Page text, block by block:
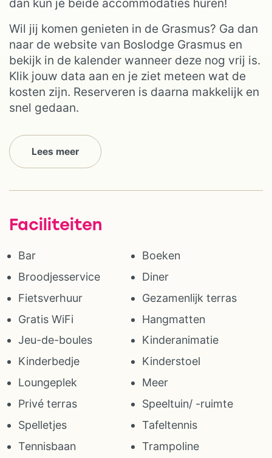
dan kun je beide accommodaties huren!
Wil jij komen genieten in de Grasmus? Ga dan
naar de website van Boslodge Grasmus en
bekijk in de kalender wanneer deze nog vrij is.
Klik jouw data aan en je ziet meteen wat de
kosten zijn. Reserveren is daarna makkelijk en
snel gedaan.
Lees meer
Faciliteiten
Bar
Boeken
Broodjesservice
Diner
Fietsverhuur
Gezamenlijk terras
Gratis WiFi
Hangmatten
Jeu-de-boules
Kinderanimatie
Kinderbedje
Kinderstoel
Loungeplek
Meer
Privé terras
Speeltuin/ -ruimte
Spelletjes
Tafeltennis
Tennisbaan
Trampoline